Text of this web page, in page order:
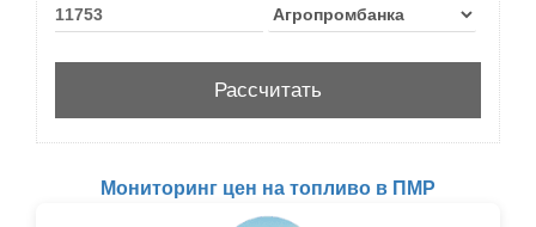
Мониторинг цен на топливо в ПМР